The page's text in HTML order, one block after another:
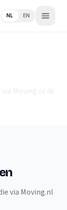
NL EN
Moving.nl de
via Moving.nl